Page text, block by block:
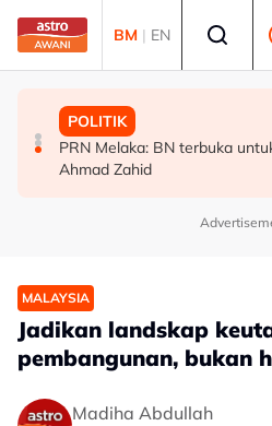
Skip to main content
BM | EN
MALAYSIA
Malaysia bakal bina kilang
dalam tempoh lima tahun -
MALAYSIA
Rundingan import udang
pertengahan bulan ini -
POLITIK
PRN Melaka: BN terbuka
Ahmad Zahid
MALAYSIA
Jadikan landskap
pembangunan, bukan
Madiha Abdullah